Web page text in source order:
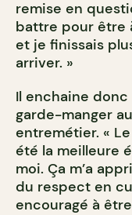
remise en
battre pour être
et je finissais
arriver. »
Il enchaine
garde-manger au
entremétier. «
été la meilleure
moi. Ça m’a
du respect en
encouragé à